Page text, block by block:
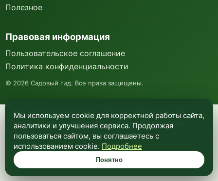
Мы используем куки и Яндекс Метрику для
анализа посещаемости и улучшения работы
сайта. Подробнее —в политике
конфиденциальности.
Понятно
Полезное
Правовая информация
Пользовательское соглашение
Политика конфиденциальности
© 2026 Садовый гид. Все права защищены.
Мы используем cookie для корректной работы сайта,
аналитики и улучшения сервиса. Продолжая
пользоваться сайтом, вы соглашаетесь с
использованием cookie. Подробнее
Понятно